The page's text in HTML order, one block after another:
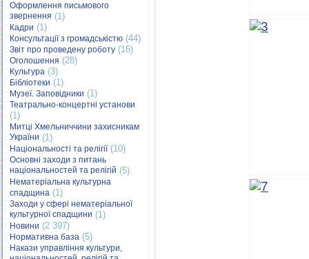
Оформлення письмового
звернення (1)
Кадри (1)
Консультації з громадськістю (44)
Звіт про проведену роботу (16)
Оголошення (28)
Культура (3)
Бібліотеки (1)
Музеї. Заповідники (1)
Театрально-концертні установи
(1)
Митці Хмельниччини захисникам
України (1)
Національності та релігії(10)
Основні заходи з питань
національностей та релігій (5)
Нематеріальна культурна
спадщина (1)
Заходи у сфері нематеріальної
культурної спадщини (1)
Новини (2 397)
Нормативна база (5)
Накази управління культури,